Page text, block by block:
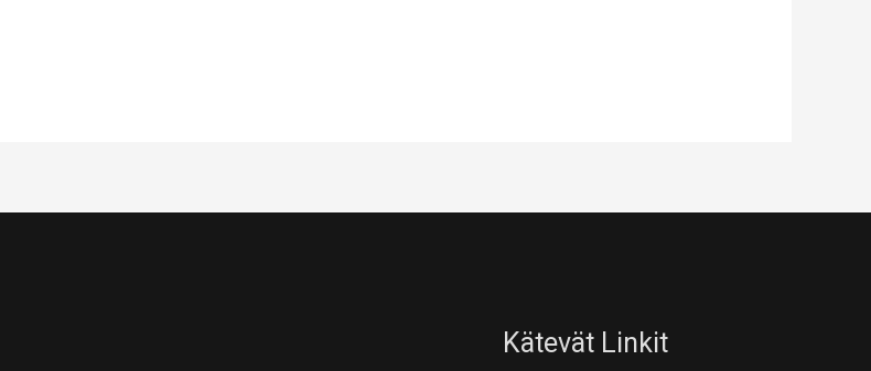
Kätevät Linkit